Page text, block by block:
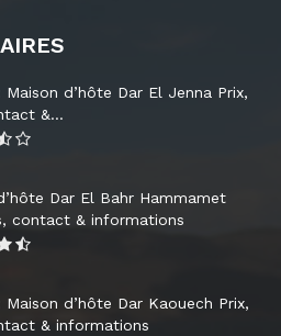
d’hôte Dar El Jenna Prix,
&...
Dar El Bahr Hammamet
contact & informations
Maison d’hôte Dar Kaouech Prix,
& informations